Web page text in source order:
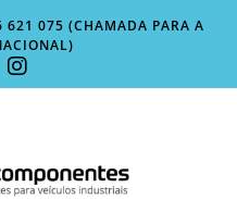
075 (CHAMADA PARA A